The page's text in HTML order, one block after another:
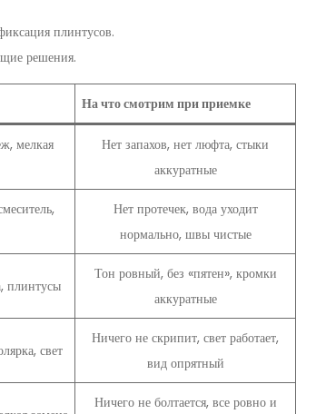
плинтусов.
решения.
На что смотрим при приемке
мелкая
Нет запахов, нет люфта, стыки
аккуратные
Нет протечек, вода уходит
нормально, швы чистые
плинтусы
Тон ровный, без «пятен», кромки
аккуратные
свет
Ничего не скрипит, свет работает,
вид опрятный
Ничего не болтается, все ровно и